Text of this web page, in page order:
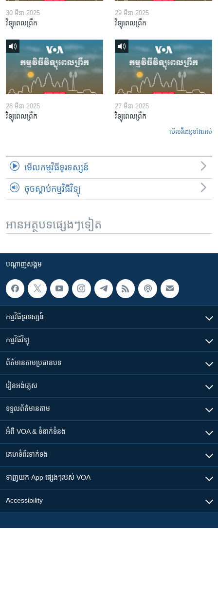
30 មីនា 2025
វិទ្យុពេលព្រឹក
29 មីនា 2025
វិទ្យុពេលព្រឹក
28 មីនា 2025
វិទ្យុពេលព្រឹក
27 មីនា 2025
វិទ្យុពេលព្រឹក
មើល​វីដេអូ​ទាំង​អស់
មើល​កម្មវិធី​ទូរទស្សន៍
ចុចស្តាប់កម្មវិធីវិទ្យុ
អានអត្ថបទផ្សេងៗទៀត
បណ្តាញ​សង្គម
កម្មវិធី​ទូរទស្សន៍
កម្មវិធី​វិទ្យុ
ព័ត៌មាន​តាមប្រធានបទ​
រៀន​​អង់គ្លេស
ទទួល​ព័ត៌មាន​តាម
អំពី​ VOA & ទំនាក់ទំនង
គេហទំព័រ​​ទាក់ទង
ទាញយក​ App ផ្សេងៗ​របស់​ VOA
Accessibility